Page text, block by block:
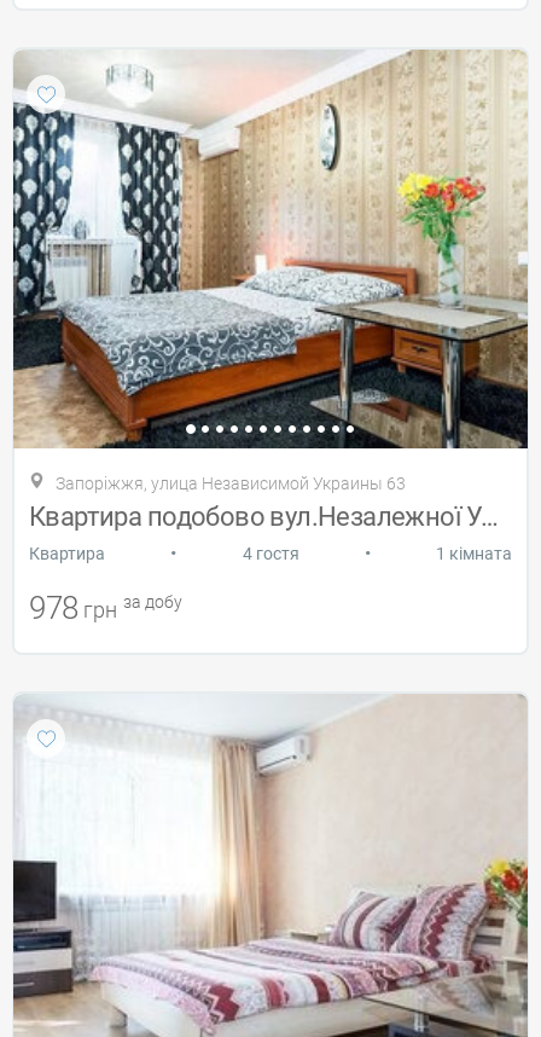
Запоріжжя, улица Независимой Украины 63
Квартира подобово вул.Незалежної України
Квартира • 4 гостя • 1 кімната
978 грн за добу